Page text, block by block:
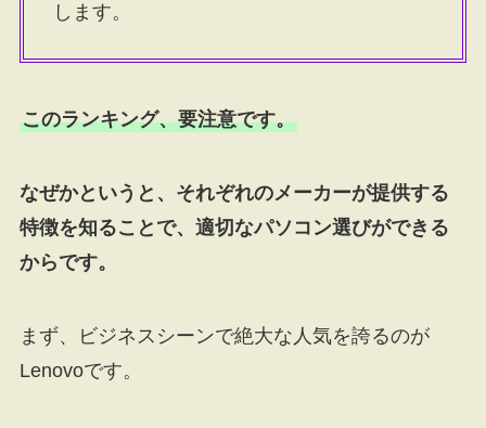
します。
このランキング、要注意です。
なぜかというと、それぞれのメーカーが提供する
特徴を知ることで、適切なパソコン選びができる
からです。
まず、ビジネスシーンで絶大な人気を誇るのが
Lenovoです。